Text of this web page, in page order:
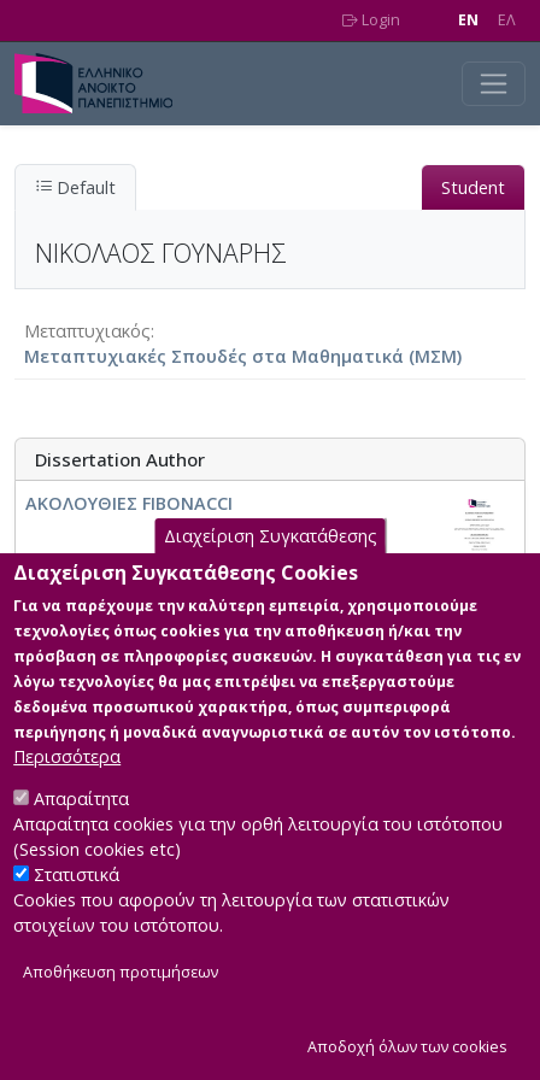
Login EN EΛ
Default Student
ΝΙΚΟΛΑΟΣ ΓΟΥΝΑΡΗΣ
Μεταπτυχιακός
Μεταπτυχιακές Σπουδές στα Μαθηματικά (ΜΣΜ)
Dissertation Author
ΑΚΟΛΟΥΘΙΕΣ FIBONACCI
Developed byINTEROPTICS
Διαχείριση Συγκατάθεσης
Διαχείριση Συγκατάθεσης Cookies
Για να παρέχουμε την καλύτερη εμπειρία, χρησιμοποιούμε
τεχνολογίες όπως cookies για την αποθήκευση ή/και την
πρόσβαση σε πληροφορίες συσκευών. Η συγκατάθεση για τις εν
λόγω τεχνολογίες θα μας επιτρέψει να επεξεργαστούμε
δεδομένα προσωπικού χαρακτήρα, όπως συμπεριφορά
περιήγησης ή μοναδικά αναγνωριστικά σε αυτόν τον ιστότοπο.
Περισσότερα
Απαραίτητα
Απαραίτητα cookies για την ορθή λειτουργία του ιστότοπου
(Session cookies etc)
Στατιστικά
Cookies που αφορούν τη λειτουργία των στατιστικών
στοιχείων του ιστότοπου.
Αποθήκευση προτιμήσεων
Αποδοχή όλων των cookies